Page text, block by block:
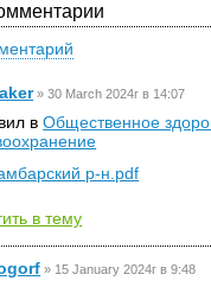
»30 March 2024г в 14:07
вОбщественное
р-н.pdf
в тему
» 15 January 2024г в 9:48